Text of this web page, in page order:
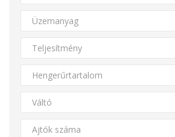
Üzemanyag
Teljesítmény
Hengerűrtartalom
Váltó
Ajtók száma